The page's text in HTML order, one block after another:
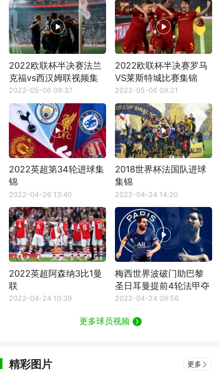
2022欧联杯半决赛法兰
克福vs西汉姆联视频集
锦
2022-05-06 09:37
2022欧联杯半决赛罗马
VS莱斯特城比赛集锦
2022-05-06 09:21
2022英超第34轮进球集
锦
2022-04-26 13:40
2018世界杯法国队进球
集锦
2022-04-24 14:20
2022英超阿森纳3比1曼
联
2022-04-24 10:39
梅西世界波破门助巴黎
圣日耳曼提前4轮法甲夺
冠
2022-04-24 09:56
更多球员视频
精彩图片 更多